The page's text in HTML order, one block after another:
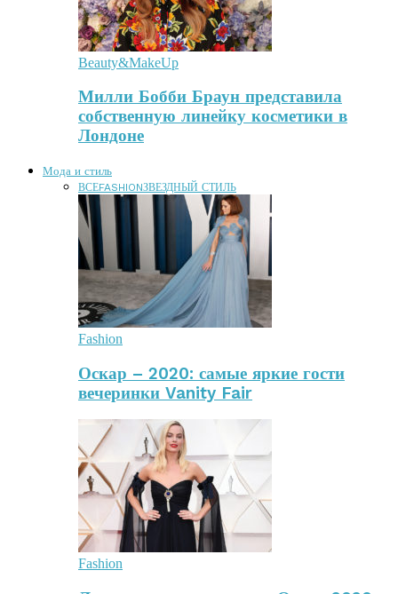
Beauty&MakeUp
Милли Бобби Браун представила
собственную линейку косметики в
Лондоне
Мода и стиль
ВСЕFASHIONЗВЕЗДНЫЙ СТИЛЬ
Fashion
Оскар – 2020: самые яркие гости
вечеринки Vanity Fair
Fashion